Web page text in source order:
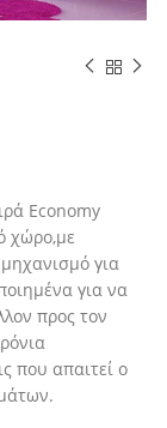
Economy
χώρο,με
για
για να
προς τον
που απαιτεί ο